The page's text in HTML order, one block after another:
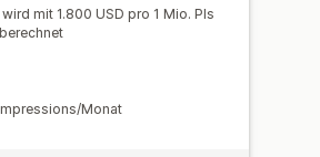
mit 1.800 USD pro 1 Mio. PIs
Monat